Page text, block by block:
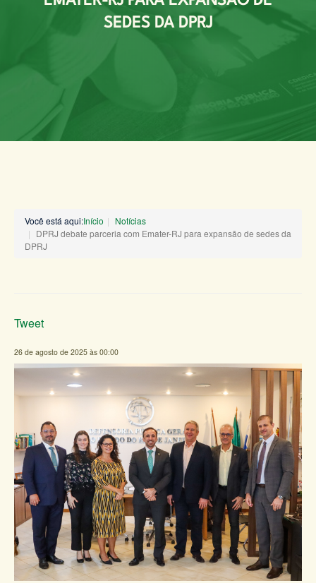
SEDES DA DPRJ
Você está aqui:Início
Notícias
DPRJ debate parceria com Emater-RJ para expansão de sedes da
DPRJ
Tweet
26 de agosto de 2025 às 00:00